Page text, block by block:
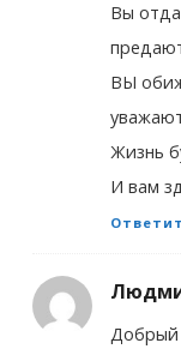
Вы
ВЫ
Жизнь
И вам
Добрый